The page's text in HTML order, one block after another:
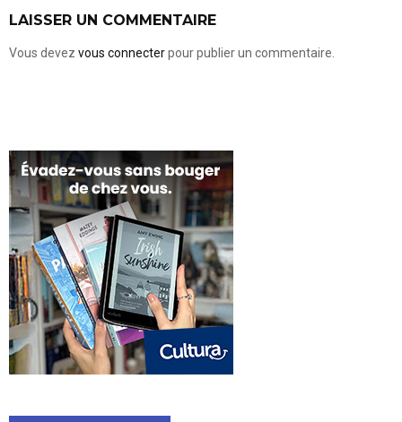
LAISSER UN COMMENTAIRE
Vous devez vous connecterpour publier un commentaire.